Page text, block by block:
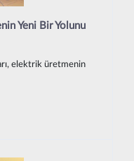
Yeni Bir Yolunu
elektrik üretmenin